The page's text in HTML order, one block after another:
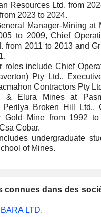
Resources Ltd. from
2023 to 2024.
Manager-Mining at
to 2009, Chief
from 2011 to 2013 and
roles include Chief
Pty Ltd.,
Contractors Pty
& Elura Mines at
Perilya Broken Hill Ltd.,
Gold Mine from 1992 to
Cobar.
undergraduate
of Mines.
connues dans des
Nombre
LTD.